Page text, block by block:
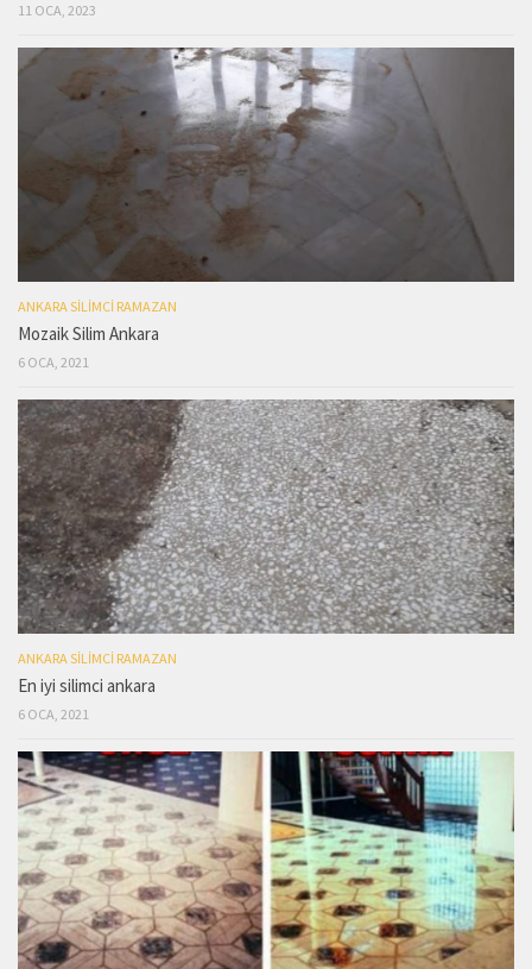
11 OCA, 2023
ANKARA SILIMCI RAMAZAN
Mozaik Silim Ankara
6 OCA, 2021
ANKARA SILIMCI RAMAZAN
En iyi silimci ankara
6 OCA, 2021